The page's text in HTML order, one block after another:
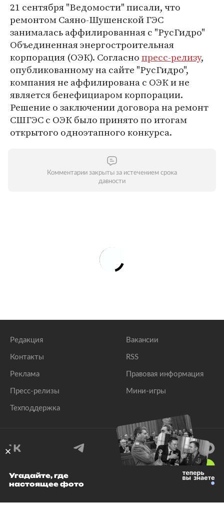
21 сентября "Ведомости" писали, что
ремонтом Саяно-Шушенской ГЭС
занималась аффилированная с "РусГидро"
Объединенная энергостроительная
корпорация (ОЭК). Согласнопресс-релизу,
опубликованному на сайте "РусГидро",
компания не аффилирована с ОЭК и не
является бенефициаром корпорации.
Решение о заключении договора на ремонт
СШГЭС с ОЭК было принято по итогам
открытого одноэтапного конкурса.
Комментарии закрыты за истечением срока
давности
Редакция
Контакты
Реклама
Пресс-релизы
Техподдержка
Вакансии
RSS
Правовая информация
Мини-игры
© 1999–2026 Все права защищены.
Угадайте, где
настоящее фото